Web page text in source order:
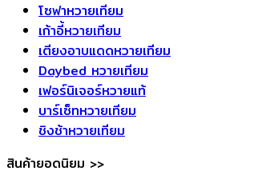
โซฟาหวายเทียม
เก้าอี้หวายเทียม
เตียงอาบแดดหวายเทียม
Daybed หวายเทียม
เฟอร์นิเจอร์หวายแท้
บาร์เซ็ทหวายเทียม
ชิงช้าหวายเทียม
สินค้ายอดนิยม >>